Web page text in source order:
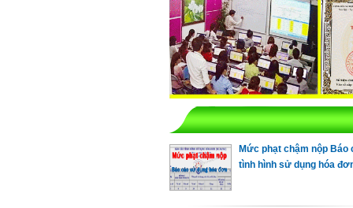
Mức phạt chậm nộp Báo
tình hình sử dụng hóa